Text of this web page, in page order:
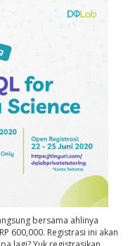
bersama ahlinya
600,000. Registrasi ini akan